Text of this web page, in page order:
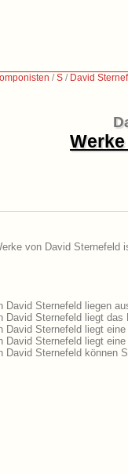
/S / David
von David
David Sternefeld liegen
David Sternefeld liegt das
David Sternefeld liegt
David Sternefeld liegt
David Sternefeld können